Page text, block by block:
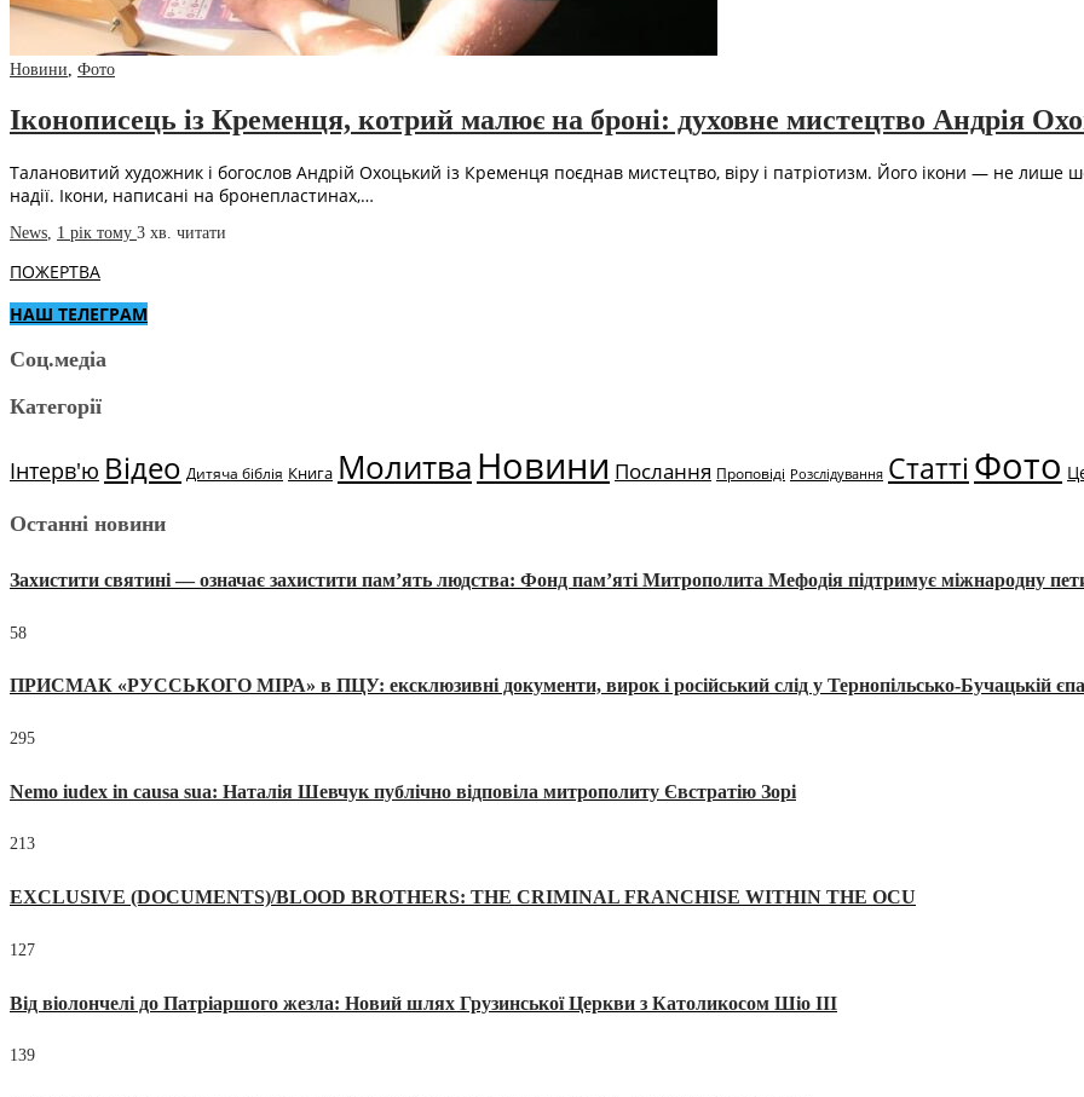
Новини, Фото
Іконописець із Кременця, котрий малює на броні: духовне мистецтво Андрія
Талановитий художник і богослов Андрій Охоцький із Кременця поєднав мистецтво, віру і патріотизм. Його ікони — не лише
надії. Ікони, написані на бронепластинах,…
News, 1 рік тому 3 хв. читати
ПОЖЕРТВА
НАШ ТЕЛЕГРАМ
Соц.медіа
Категорії
Інтерв'ю Відео Дитяча біблія Книга МолитваНовини Послання Проповіді Розслідування Статті Фото
Останні новини
Захистити святині — означає захистити пам’ять людства: Фонд пам’яті Митрополита Мефодія підтримує міжнародну
58
ПРИСМАК «РУССЬКОГО МІРА» в ПЦУ: ексклюзивні документи, вирок і російський слід у Тернопільсько-Бучацькій
295
Nemo iudex in causa sua: Наталія Шевчук публічно відповіла митрополиту Євстратію Зорі
213
EXCLUSIVE (DOCUMENTS)/BLOOD BROTHERS: THE CRIMINAL FRANCHISE WITHIN THE OCU
127
Від віолончелі до Патріаршого жезла: Новий шлях Грузинської Церкви з Католикосом Шіо III
139